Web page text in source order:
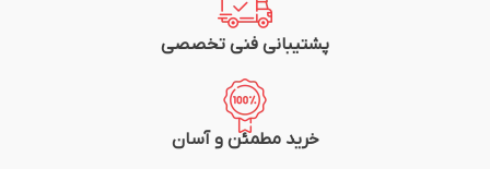
پشتیبانی فنی تخصصی
خرید مطمئن و آسان